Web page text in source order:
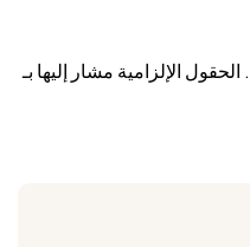
الحقول الإلزامية مشار إليها بـ